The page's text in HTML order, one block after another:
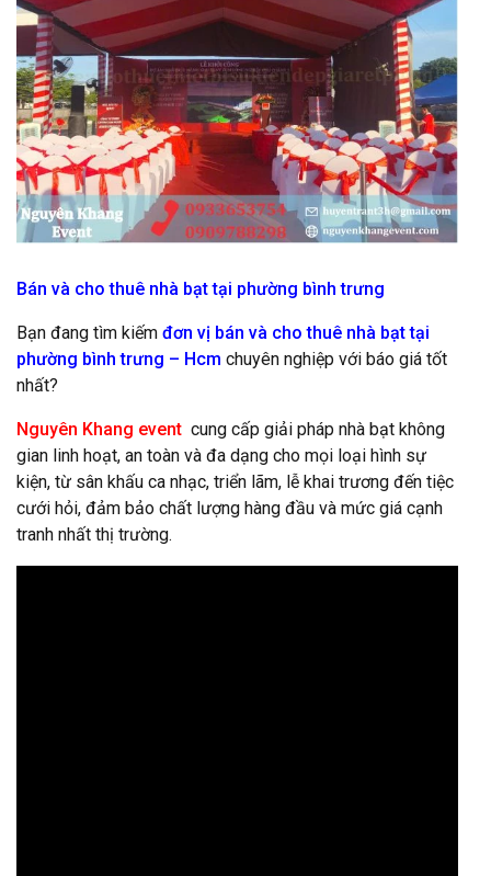
Bán và cho thuê nhà bạt tại phường bình trưng
Bạn đang tìm kiếm đơn vị bán và cho thuê nhà bạt tại
phường bình trưng – Hcm chuyên nghiệp với báo giá tốt
nhất?
Nguyên Khang event cung cấp giải pháp nhà bạt không
gian linh hoạt, an toàn và đa dạng cho mọi loại hình sự
kiện, từ sân khấu ca nhạc, triển lãm, lễ khai trương đến tiệc
cưới hỏi, đảm bảo chất lượng hàng đầu và mức giá cạnh
tranh nhất thị trường.